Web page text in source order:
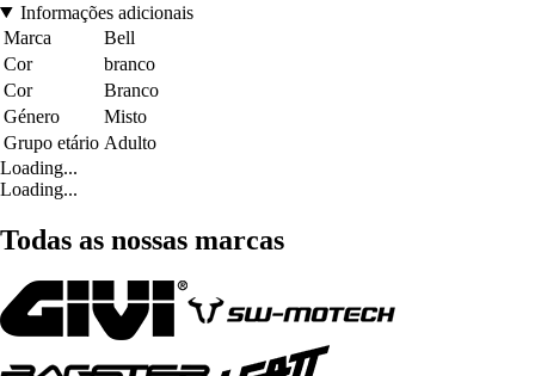
Informações adicionais
Marca
Bell
Cor
branco
Cor
Branco
Género
Misto
Grupo etário Adulto
Loading...
Loading...
Todas as nossas marcas